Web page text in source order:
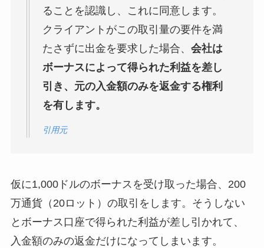
ることを認識し、これに同意します。
クライアントがこの取引量の要件を満
たさずに出金を要求した場合、 会社は
ボーナスによって得られた利益を差し
引き、元の入金額のみを返金する権利
を有します。
引用元
仮に1,000ドルのボーナスを受け取った場合、200
万通貨（20ロット）の取引をします。そうしない
とボーナス口座で得られた利益が差し引かれて、
入金額のみの返金だけになってしまいます。